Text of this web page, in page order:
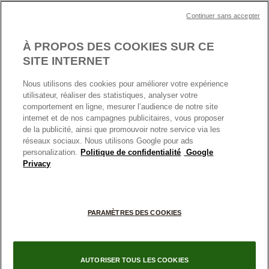
Plan du site
Politique des cookies
Politique de confidentialité
Conditions générales de vente
Conditions générales de vente Click & Collect
Plateforme ODR
Information sur le fabricant et l'importateur
Index égalité Femme/Homme
FRANCE
France
© TOUS DROITS RESERVES. 2026 Pandora
À PROPOS DES COOKIES SUR CE
SITE INTERNET
Nous utilisons des cookies pour améliorer votre expérience
utilisateur, réaliser des statistiques, analyser votre
comportement en ligne, mesurer l’audience de notre site
internet et de nos campagnes publicitaires, vous proposer
de la publicité, ainsi que promouvoir notre service via les
réseaux sociaux. Nous utilisons Google pour ads
personalization. Politique de confidentialité Google
Privacy
PARAMÈTRES DES COOKIES
AUTORISER TOUS LES COOKIES
Continuer sans accepter